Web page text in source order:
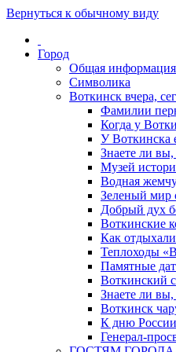
Вернуться к обычному виду
Город
Общая информация
Символика
Воткинск вчера,
Фамилии
Когда у
У Воткинска
Знаете ли вы,
Музей
Водная
Зеленый мир
Добрый дух
Воткинские
Как
Теплоходы
Памятные
Воткинский
Знаете ли вы,
Воткинск
К дню России
Генерал-